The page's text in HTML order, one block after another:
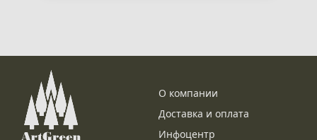
О компании
Доставка и оплата
Инфоцентр